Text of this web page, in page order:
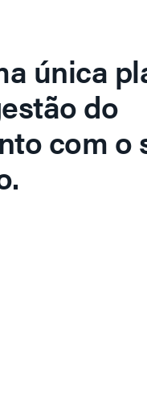
única
do
com o